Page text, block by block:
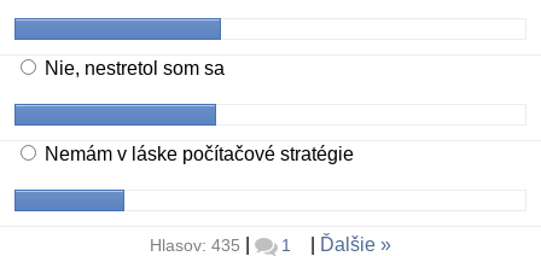
Nie, nestretol som sa
Nemám v láske počítačové stratégie
Hlasov: 435 1 Ďalšie